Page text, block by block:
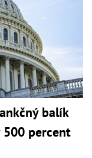
balík
percent